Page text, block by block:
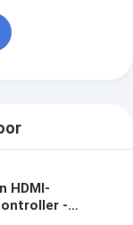
HDMI-
-